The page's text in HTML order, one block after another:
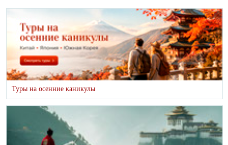
Туры на осенние каникулы